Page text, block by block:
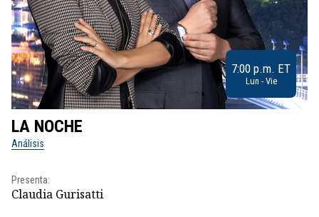
7:00 p.m. ET
Lun - Vie
LA NOCHE
Análisis
Presenta:
Claudia Gurisatti